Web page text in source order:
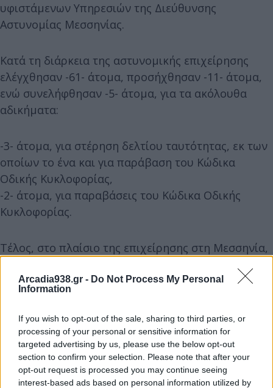
Arcadia938.gr - Do Not Process My Personal
Information
If you wish to opt-out of the sale, sharing to third parties, or
processing of your personal or sensitive information for
targeted advertising by us, please use the below opt-out
section to confirm your selection. Please note that after your
opt-out request is processed you may continue seeing
interest-based ads based on personal information utilized by
υφιστάμενων Υπηρεσιών της Διεύθυνσης
Αστυνομίας Μεσσηνίας.
Κατά τη διάρκεια της αστυνομικής επιχείρησης
ελέγχθησαν -61- άτομα, προσήχθησαν -11- άτομα,
ενώ συνελήφθησαν -5- άτομα, για τα ακόλουθα
αδικήματα:
-3- άτομα, για στέρηση δελτίου ταυτότητας, εκ των
οποίων το ένα και για παράβαση του Κώδικα
Οδικής Κυκλοφορίας,
-2- άτομα, για παραβάσεις του Κώδικα Οδικής
Κυκλοφορίας.
Τέλος, στο πλαίσιο της επιχείρησης στη Μεσσηνία,
Κυκλοφορίας και πραγματοποιήθηκαν -2-
ακινητοποιήσεις οχημάτων.